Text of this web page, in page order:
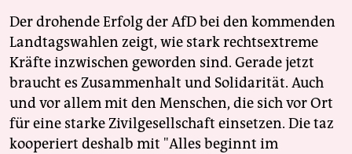
Der drohende Erfolg der AfD bei den kommenden
Landtagswahlen zeigt, wie stark rechtsextreme
Kräfte inzwischen geworden sind. Gerade jetzt
braucht es Zusammenhalt und Solidarität. Auch
und vor allem mit den Menschen, die sich vor Ort
für eine starke Zivilgesellschaft einsetzen. Die taz
kooperiert deshalb mit "Alles beginnt im